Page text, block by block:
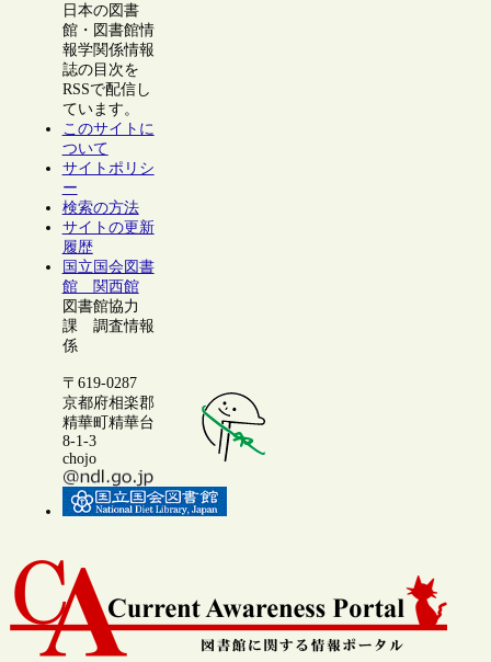
日本の図書
館・図書館情
報学関係情報
誌の目次を
RSSで配信し
ています。
このサイトに
ついて
サイトポリシ
ー
検索の方法
サイトの更新
履歴
国立国会図書
館 関西館
図書館協力
課 調査情報
係
〒619-0287
京都府相楽郡
精華町精華台
8-1-3
chojo